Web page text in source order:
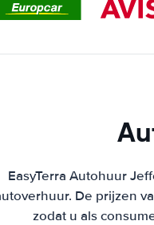
EasyTerra Autohuur
De prijzen
zodat u als